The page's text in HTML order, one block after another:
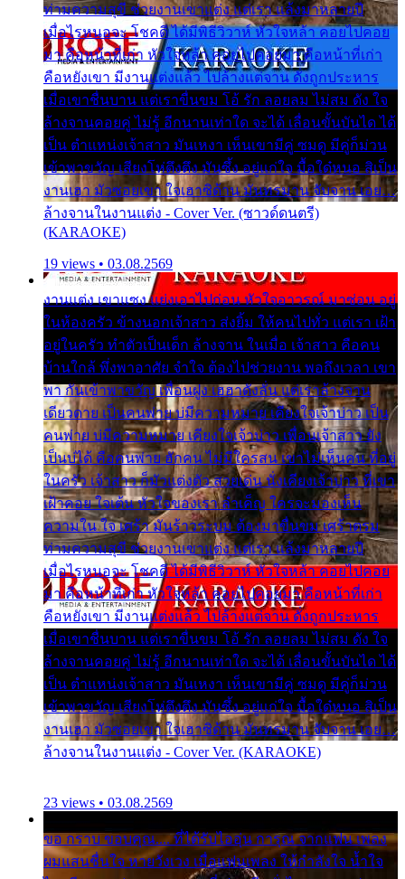
ท่ามความสุขี ช่วยงานเขาแต่ง แต่เรา แล้งมาหลายปี
เมื่อไรหนอจะ โชคดี ได้มีพิธีวิวาห์ หัวใจหล้า คอยไปคอย
มา คือหน้าที่เก่า หัวใจหล้า คอยไปคอยมา คือหน้าที่เก่า
คือหยังเขา มีงานแต่งแล้ว ไปล้างแต่จาน ดั่งถูกประหาร
เมื่อเขาชื่นบาน แต่เราขื่นขม โอ้ รัก ลอยลม ไม่สม ดัง ใจ
ล้างจานคอยคู่ ไม่รู้ อีกนานเท่าใด จะได้ เลื่อนขั้นบันได ได้
เป็น ตำแหน่งเจ้าสาว มันเหงา เห็นเขามีคู่ ซมดู มีคู่ก็ม่วน
เข้าพาขวัญ เสียงโห่ตึงตึง มันซึ้ง อยู่แก่ใจ มื้อใด๋หนอ สิเป็น
งานเฮา มัวซอยเขา ใจเฮาซิด้าน มันทรมาน จับจาน เอย…
ล้างจานในงานแต่ง - Cover Ver. (ซาวด์ดนตรี)
(KARAOKE)
19 views • 03.08.2569
งานแต่ง เขาแซง แย่งเอาไปก่อน หัวใจอาวรณ์ มาซ่อน อยู่
ในห้องครัว ข้างนอกเจ้าสาว ส่งยิ้ม ให้คนไปทั่ว แต่เรา เฝ้า
อยู่ในครัว ทำตัวเป็นเด็ก ล้างจาน ในเมื่อ เจ้าสาว คือคน
บ้านใกล้ พึ่งพาอาศัย จำใจ ต้องไปช่วยงาน พอถึงเวลา เขา
พา กันเข้าพาขวัญ เพื่อนฝูง เฮฮาดังลั่น แต่เราล้างจาน
เดียวดาย เป็นคนพ่าย บ่มีความหมาย เคียงใจเจ้าบ่าว เป็น
คนพ่าย บ่มีความหมาย เคียงใจเจ้าบ่าว เพื่อนเจ้าสาว ยัง
เป็นบ่ได้ คือคนพ่าย ฮักคน ไม่มีใครสน เขาไม่เห็นคน ที่อยู่
ในครัว เจ้าสาว ก็มัวแต่งตัว สวยเด่น นั่งเคียงเจ้าบ่าว ที่เขา
เฝ้าคอย ใจเต้น หัวใจของเรา ลำเค็ญ ใครจะมองเห็น
ความใน ใจ เศร้า มันร้าวระบม ต้องมาขื่นขม เศร้าตรม
ท่ามความสุขี ช่วยงานเขาแต่ง แต่เรา แล้งมาหลายปี
เมื่อไรหนอจะ โชคดี ได้มีพิธีวิวาห์ หัวใจหล้า คอยไปคอย
มา คือหน้าที่เก่า หัวใจหล้า คอยไปคอยมา คือหน้าที่เก่า
คือหยังเขา มีงานแต่งแล้ว ไปล้างแต่จาน ดั่งถูกประหาร
เมื่อเขาชื่นบาน แต่เราขื่นขม โอ้ รัก ลอยลม ไม่สม ดัง ใจ
ล้างจานคอยคู่ ไม่รู้ อีกนานเท่าใด จะได้ เลื่อนขั้นบันได ได้
เป็น ตำแหน่งเจ้าสาว มันเหงา เห็นเขามีคู่ ซมดู มีคู่ก็ม่วน
เข้าพาขวัญ เสียงโห่ตึงตึง มันซึ้ง อยู่แก่ใจ มื้อใด๋หนอ สิเป็น
งานเฮา มัวซอยเขา ใจเฮาซิด้าน มันทรมาน จับจาน เอย…
ล้างจานในงานแต่ง - Cover Ver. (KARAOKE)
23 views • 03.08.2569
ขอ กราบ ขอบคุณ.... ที่ได้รับไออุ่น การุณ จากแฟน เพลง
ผมแสนชื่นใจ หายวังเวง เมื่อแฟนเพลง ให้กำลังใจ น้ำใจ